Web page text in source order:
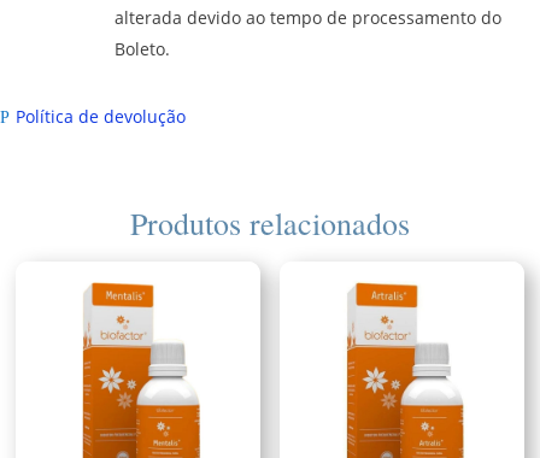
alterada devido ao tempo de processamento do
Boleto.
P Política de devolução
Produtos relacionados